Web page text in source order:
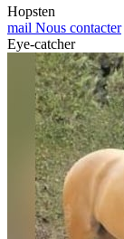
Hopsten
mail Nous contacter
Eye-catcher